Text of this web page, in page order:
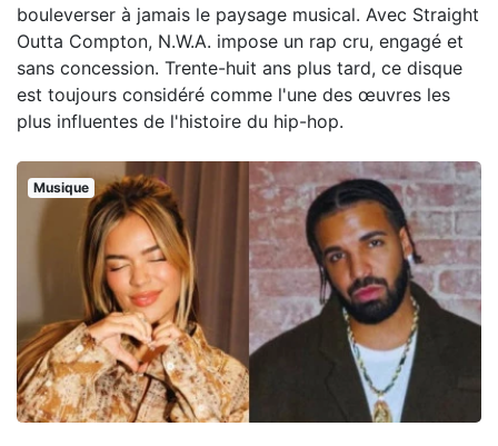
bouleverser à jamais le paysage musical. Avec Straight
Outta Compton, N.W.A. impose un rap cru, engagé et
sans concession. Trente-huit ans plus tard, ce disque
est toujours considéré comme l'une des œuvres les
plus influentes de l'histoire du hip-hop.
Musique